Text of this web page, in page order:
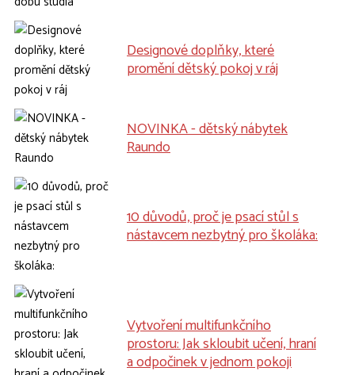
Designové doplňky, které
promění dětský pokoj v ráj
NOVINKA - dětský nábytek
Raundo
10 důvodů, proč je psací stůl s
nástavcem nezbytný pro školáka:
Vytvoření multifunkčního
prostoru: Jak skloubit učení, hraní
a odpočinek v jednom pokoji